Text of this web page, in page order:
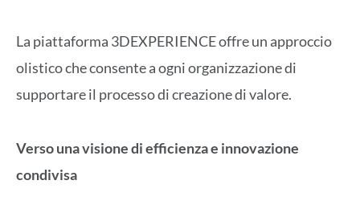
La piattaforma 3DEXPERIENCE offre un approccio
olistico che consente a ogni organizzazione di
supportare il processo di creazione di valore.
Verso una visione di efficienza e innovazione
condivisa